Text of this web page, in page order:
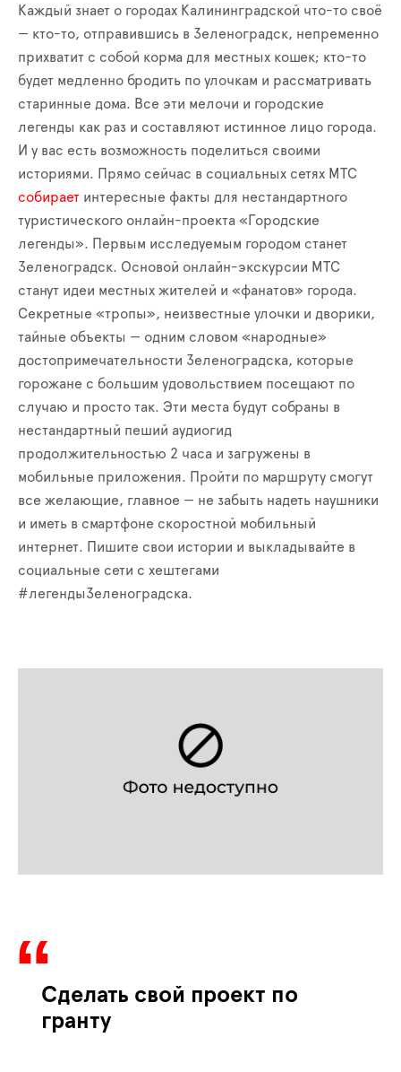
Каждый знает о городах Калининградской что-то своё
— кто-то, отправившись в Зеленоградск, непременно
прихватит с собой корма для местных кошек; кто-то
будет медленно бродить по улочкам и рассматривать
старинные дома. Все эти мелочи и городские
легенды как раз и составляют истинное лицо города.
И у вас есть возможность поделиться своими
историями. Прямо сейчас в социальных сетях МТС
собирает интересные факты для нестандартного
туристического онлайн-проекта «Городские
легенды». Первым исследуемым городом станет
Зеленоградск. Основой онлайн-экскурсии МТС
станут идеи местных жителей и «фанатов» города.
Секретные «тропы», неизвестные улочки и дворики,
тайные объекты — одним словом «народные»
достопримечательности Зеленоградска, которые
горожане с большим удовольствием посещают по
случаю и просто так. Эти места будут собраны в
нестандартный пеший аудиогид
продолжительностью 2 часа и загружены в
мобильные приложения. Пройти по маршруту смогут
все желающие, главное — не забыть надеть наушники
и иметь в смартфоне скоростной мобильный
интернет. Пишите свои истории и выкладывайте в
социальные сети с хештегами
#легендыЗеленоградска.
Сделать свой проект по
гранту